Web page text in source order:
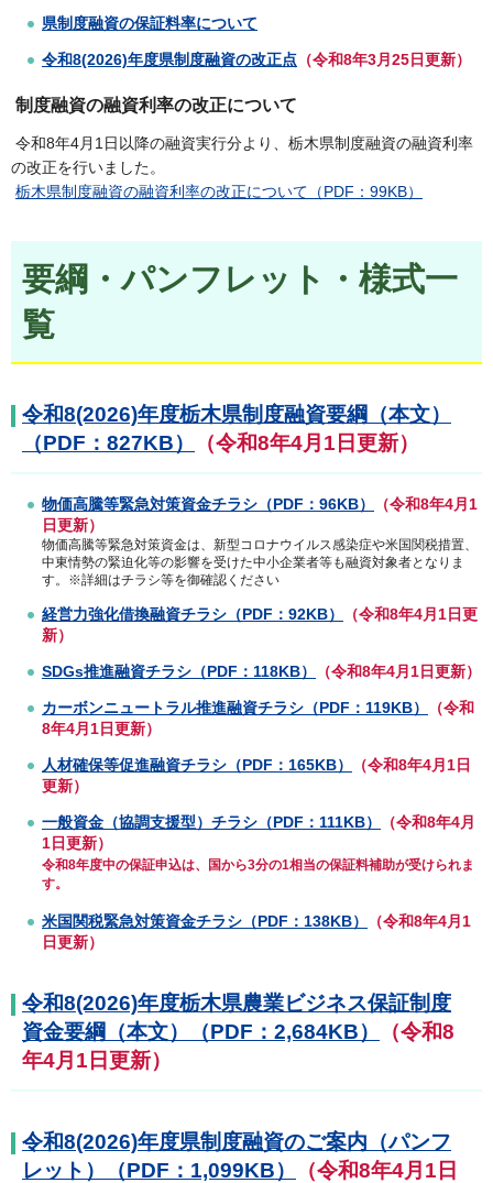
県制度融資の保証料率について
令和8(2026)年度県制度融資の改正点 （令和8年3月25日更新）
制度融資の融資利率の改正について
令和8年4月1日以降の融資実行分より、栃木県制度融資の融資利率
の改正を行いました。
栃木県制度融資の融資利率の改正について（PDF：99KB）
要綱・パンフレット・様式一
覧
令和8(2026)年度栃木県制度融資要綱（本文）
（PDF：827KB）
（令和8年4月1日更新）
物価高騰等緊急対策資金チラシ（PDF：96KB）
（令和8年4月1
日更新）
物価高騰等緊急対策資金は、新型コロナウイルス感染症や米国関税措置、
中東情勢の緊迫化等の影響を受けた中小企業者等も融資対象者となりま
す。※詳細はチラシ等を御確認ください
経営力強化借換融資チラシ（PDF：92KB）
（令和8年4月1日更
新）
SDGs推進融資チラシ（PDF：118KB） （令和8年4月1日更新）
カーボンニュートラル推進融資チラシ（PDF：119KB）
（令和
8年4月1日更新）
人材確保等促進融資チラシ（PDF：165KB）
（令和8年4月1日
更新）
一般資金（協調支援型）チラシ（PDF：111KB）
（令和8年4月
1日更新）
令和8年度中の保証申込は、国から3分の1相当の保証料補助が受けられま
す。
米国関税緊急対策資金チラシ（PDF：138KB）
（令和8年4月1
日更新）
令和8(2026)年度栃木県農業ビジネス保証制度
資金要綱（本文）（PDF：2,684KB）
（令和8
年4月1日更新）
令和8(2026)年度県制度融資のご案内（パンフ
レット）（PDF：1,099KB）
（令和8年4月1日